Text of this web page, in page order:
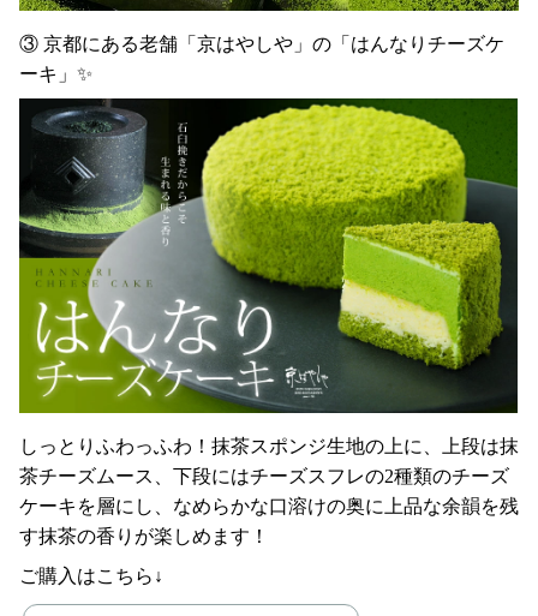
③ 京都にある老舗「京はやしや」の「はんなりチーズケ
ーキ」✨
しっとりふわっふわ！抹茶スポンジ生地の上に、上段は抹
茶チーズムース、下段にはチーズスフレの2種類のチーズ
ケーキを層にし、なめらかな口溶けの奥に上品な余韻を残
す抹茶の香りが楽しめます！
ご購入はこちら↓